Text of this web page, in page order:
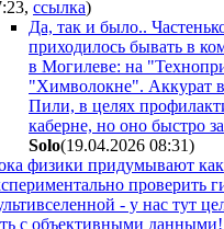
, ссылка)
Да, так и было..
приходилось бывать в
в Могилеве: на
"Химволокне". Аккурат
Пили, в целях
каберне, но оно быстро
Solo(19.04.2026 08:31)
физики придумывают как
проверить
- у нас тут
с объективными